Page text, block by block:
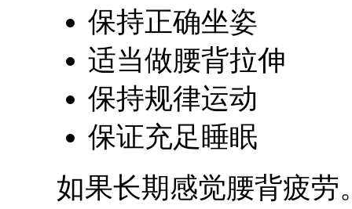
保持正确坐姿
适当做腰背拉伸
保持规律运动
保证充足睡眠
如果长期感觉腰背疲劳